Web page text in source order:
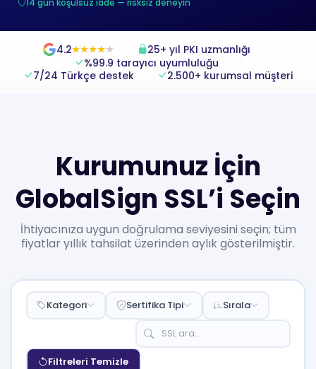
4.2★
★★
★★
★★
★★
★
25+ yıl PKI uzmanlığı
%99.9 tarayıcı uyumluluğu
7/24 Türkçe destek
2.500+ kurumsal müşteri
Kurumunuz İçin
GlobalSign SSL’i Seçin
İhtiyacınıza uygun doğrulama seviyesini seçin; tüm
fiyatlar yıllık tahsilat üzerinden aylık gösterilmiştir.
Kategori Sertifika Tipi Sırala
Filtreleri Temizle